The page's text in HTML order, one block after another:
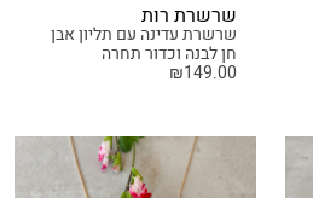
שרשרת רות
שרשרת עדינה עם תליון אבן
חן לבנה וכדור תחרה
₪149.00